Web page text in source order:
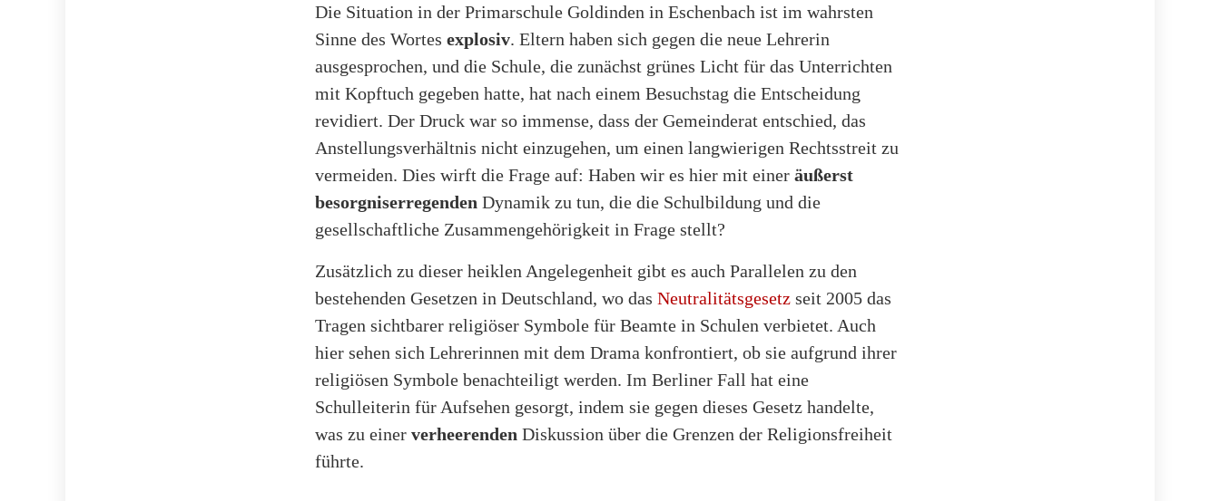
Die Situation in der Primarschule Goldinden in Eschenbach ist im wahrsten
Sinne des Wortes explosiv. Eltern haben sich gegen die neue Lehrerin
ausgesprochen, und die Schule, die zunächst grünes Licht für das Unterrichten
mit Kopftuch gegeben hatte, hat nach einem Besuchstag die Entscheidung
revidiert. Der Druck war so immense, dass der Gemeinderat entschied, das
Anstellungsverhältnis nicht einzugehen, um einen langwierigen Rechtsstreit zu
vermeiden. Dies wirft die Frage auf: Haben wir es hier mit einer äußerst
besorgniserregenden Dynamik zu tun, die die Schulbildung und die
gesellschaftliche Zusammengehörigkeit in Frage stellt?
Zusätzlich zu dieser heiklen Angelegenheit gibt es auch Parallelen zu den
bestehenden Gesetzen in Deutschland, wo das Neutralitätsgesetz seit 2005 das
Tragen sichtbarer religiöser Symbole für Beamte in Schulen verbietet. Auch
hier sehen sich Lehrerinnen mit dem Drama konfrontiert, ob sie aufgrund ihrer
religiösen Symbole benachteiligt werden. Im Berliner Fall hat eine
Schulleiterin für Aufsehen gesorgt, indem sie gegen dieses Gesetz handelte,
was zu einer verheerenden Diskussion über die Grenzen der Religionsfreiheit
führte.